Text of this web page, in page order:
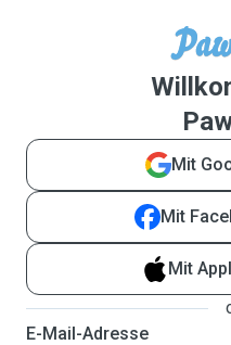
Mit
Mit
Mit
E-Mail-Adresse